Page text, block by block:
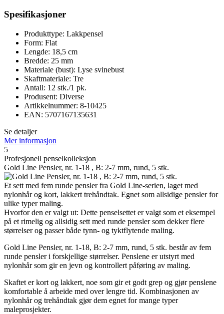
Spesifikasjoner
Produkttype: Lakkpensel
Form: Flat
Lengde: 18,5 cm
Bredde: 25 mm
Materiale (bust): Lyse svinebust
Skaftmateriale: Tre
Antall: 12 stk./1 pk.
Produsent: Diverse
Artikkelnummer: 8-10425
EAN: 5707167135631
Se detaljer
Mer informasjon
5
Profesjonell penselkolleksjon
Gold Line Pensler, nr. 1-18 , B: 2-7 mm, rund, 5 stk.
Et sett med fem runde pensler fra Gold Line-serien, laget med
nylonhår og kort, lakkert trehåndtak. Egnet som allsidige pensler for
ulike typer maling.
Hvorfor den er valgt ut: Dette penselsettet er valgt som et eksempel
på et rimelig og allsidig sett med runde pensler som dekker flere
størrelser og passer både tynn- og tyktflytende maling.
Gold Line Pensler, nr. 1-18, B: 2-7 mm, rund, 5 stk. består av fem
runde pensler i forskjellige størrelser. Penslene er utstyrt med
nylonhår som gir en jevn og kontrollert påføring av maling.
Skaftet er kort og lakkert, noe som gir et godt grep og gjør penslene
komfortable å arbeide med over lengre tid. Kombinasjonen av
nylonhår og trehåndtak gjør dem egnet for mange typer
maleprosjekter.